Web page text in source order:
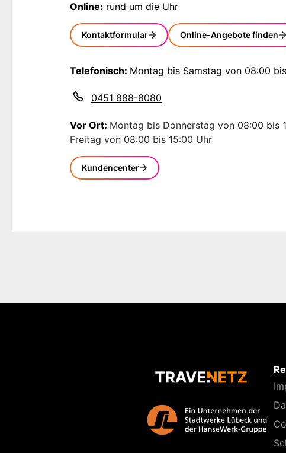
Online: rund um die Uhr
Kontaktformular Online-Angebote finden
Telefonisch: Montag bis Samstag von 08:00
0451 888-8080
Vor Ort: Montag bis Donnerstag von 08:00 bis
Freitag von 08:00 bis 15:00 Uhr
Kundencenter